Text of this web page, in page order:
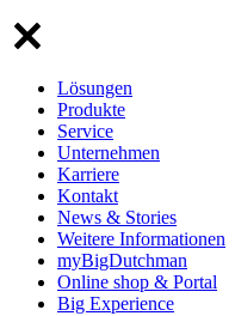
Lösungen
Produkte
Service
Unternehmen
Karriere
Kontakt
News & Stories
Weitere Informationen
myBigDutchman
Online shop & Portal
Big Experience